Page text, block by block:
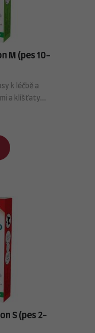
M (pes 10-
k léčbě a
a klíšťaty...
S (pes 2-